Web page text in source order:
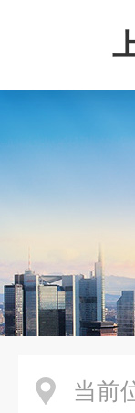
当前